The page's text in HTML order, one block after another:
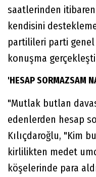
saatlerinden
kendisini
partilileri parti genel
konuşma
'HESAP SORMAZSAM
"Mutlak butlan
edenlerden hesap
Kılıçdaroğlu, "Kim
kirlilikten medet
köşelerinde para